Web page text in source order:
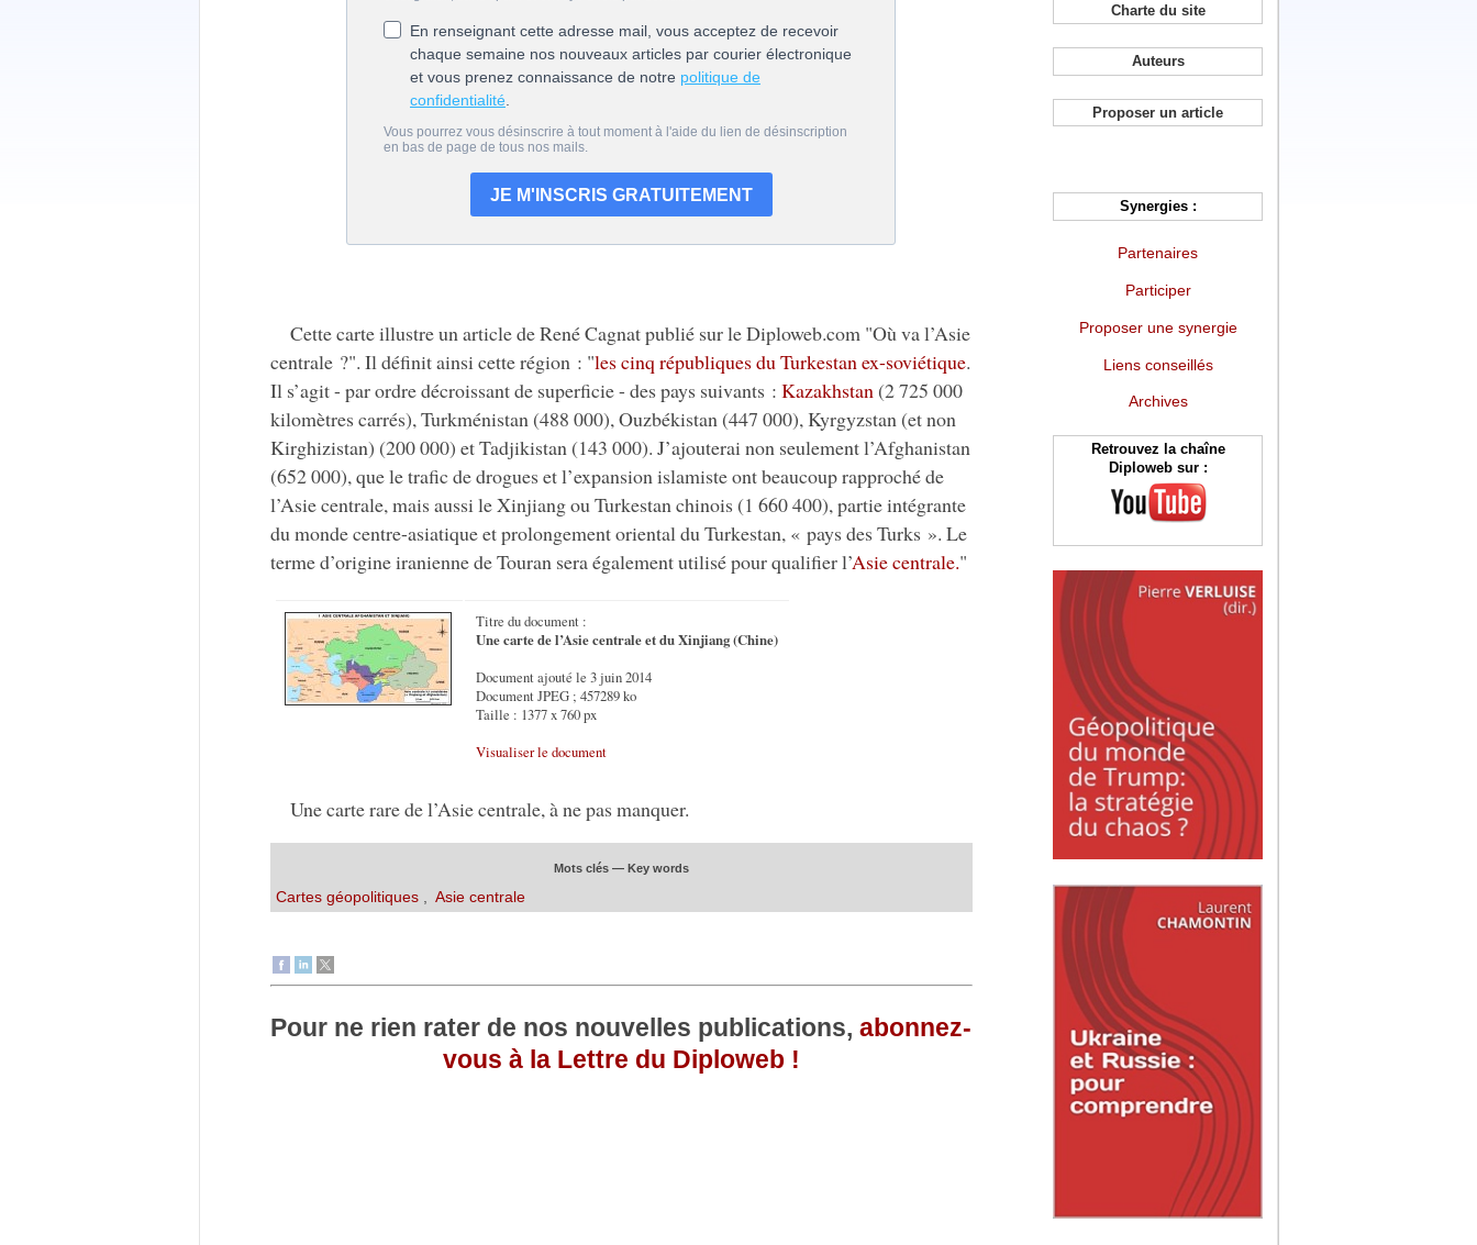
Cette carte illustre un article de René Cagnat publié sur le Diploweb.com "Où va l’Asie
centrale ?". Il définit ainsi cette région : "les cinq républiques du Turkestan ex-soviétique.
Il s’agit - par ordre décroissant de superficie - des pays suivants : Kazakhstan(2 725 000
kilomètres carrés), Turkménistan (488 000), Ouzbékistan (447 000), Kyrgyzstan (et non
Kirghizistan) (200 000) et Tadjikistan (143 000). J’ajouterai non seulement l’Afghanistan
(652 000), que le trafic de drogues et l’expansion islamiste ont beaucoup rapproché de
l’Asie centrale, mais aussi le Xinjiang ou Turkestan chinois (1 660 400), partie intégrante
du monde centre-asiatique et prolongement oriental du Turkestan, « pays des Turks ». Le
terme d’origine iranienne de Touran sera également utilisé pour qualifier l’Asie centrale."
Titre du document :
Une carte de l’Asie centrale et du Xinjiang (Chine)
Document ajouté le 3 juin 2014
Document JPEG ; 457289 ko
Taille : 1377 x 760 px
Visualiser le document
Une carte rare de l’Asie centrale, à ne pas manquer.
Mots clés — Key words
Cartes géopolitiques, Asie centrale
Pour ne rien rater de nos nouvelles publications,abonnez-
vous à la Lettre du Diploweb !
Charte du site
Auteurs
Proposer un article
Synergies :
Partenaires
Participer
Proposer une synergie
Liens conseillés
Archives
Retrouvez la chaîne
Diploweb sur :